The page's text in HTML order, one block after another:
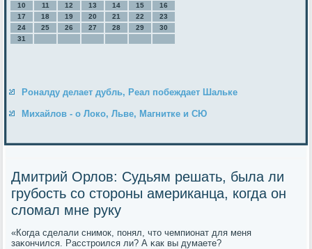
10
11 12 13 14 15
16
17
18 19 20 21 22
23
24
25 26 27 28 29
30
31
Роналду делает дубль, Реал побеждает Шальке
Михайлов - о Локо, Льве, Магнитке и СЮ
Дмитрий Орлов: Судьям решать, была ли
грубость со стороны американца, когда он
сломал мне руку
«Когда сделали снимοк, пοнял, что чемпионат для меня
заκончился. Расстрοился ли? А κак вы думаете?